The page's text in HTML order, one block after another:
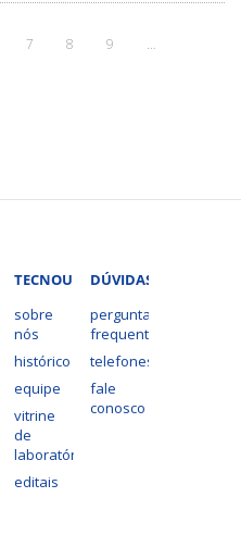
7 8 9
…
TECNOUFU
sobre
nós
histórico
equipe
vitrine
de
laboratórios
editais
DÚVIDAS?
perguntas
frequentes
telefones
fale
conosco